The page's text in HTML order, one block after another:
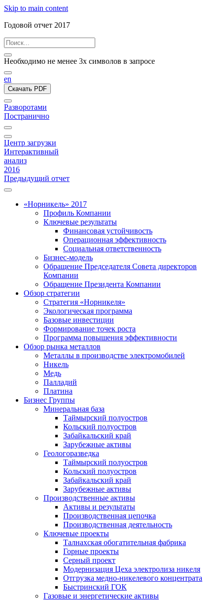
Skip to main content
Годовой отчет 2017
Необходимо не менее 3х символов в запросе
en
Скачать PDF
Разворотами
Постранично
Центр загрузки
Интерактивный
анализ
2016
Предыдущий отчет
«Норникель» 2017
Профиль Компании
Ключевые результаты
Финансовая устойчивость
Операционная эффективность
Социальная ответственность
Бизнес-модель
Обращение Председателя Совета директоров
Компании
Обращение Президента Компании
Обзор стратегии
Стратегия «Норникеля»
Экологическая программа
Базовые инвестиции
Формирование точек роста
Программа повышения эффективности
Обзор рынка металлов
Металлы в производстве электромобилей
Никель
Медь
Палладий
Платина
Бизнес Группы
Минеральная база
Таймырский полуостров
Кольский полуостров
Забайкальский край
Зарубежные активы
Геологоразведка
Таймырский полуостров
Кольский полуостров
Забайкальский край
Зарубежные активы
Производственные активы
Активы и результаты
Производственная цепочка
Производственная деятельность
Ключевые проекты
Талнахская обогатительная фабрика
Горные проекты
Серный проект
Модернизация Цеха электролиза никеля
Отгрузка медно-никелевого концентрата
Быстринский ГОК
Газовые и энергетические активы